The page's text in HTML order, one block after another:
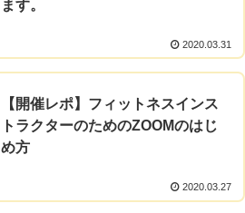
ます。
2020.03.31
【開催レポ】フィットネスインス
トラクターのためのZOOMのはじ
め方
2020.03.27